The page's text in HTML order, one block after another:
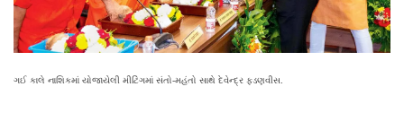
ગઈ કાલે નાશિકમાં યોજાયેલી મીટિંગમાં સંતો-મહંતો સાથે દેવેન્દ્ર ફડણવીસ.